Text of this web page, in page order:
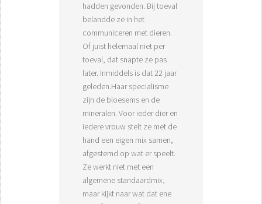
hadden gevonden. Bij toeval
belandde ze in het
communiceren met dieren.
Of juist helemaal niet per
toeval, dat snapte ze pas
later. Inmiddels is dat 22 jaar
geleden.Haar specialisme
zijn de bloesems en de
mineralen. Voor ieder dier en
iedere vrouw stelt ze met de
hand een eigen mix samen,
afgestemd op wat er speelt.
Ze werkt niet met een
algemene standaardmix,
maar kijkt naar wat dat ene